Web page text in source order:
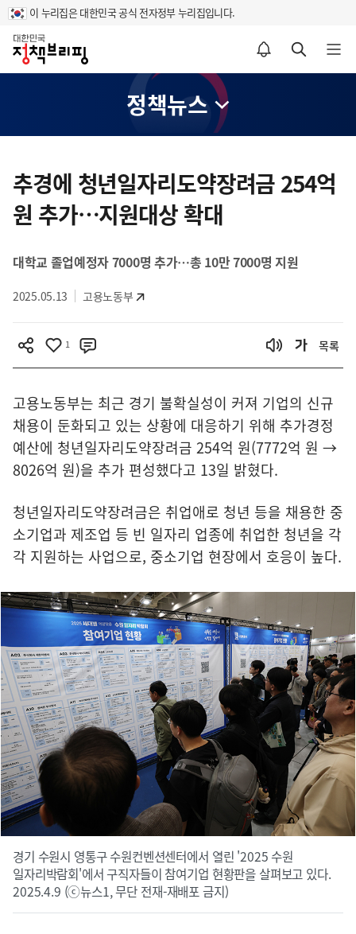
이 누리집은 대한민국 공식 전자정부 누리집입니다.
홈
알림설정 바로가기 검색 바로가기 메뉴 열기
정책뉴스
텐
츠
영
추경에 청년일자리도약장려금 254억
원 추가…지원대상 확대
대학교 졸업예정자 7000명 추가…총 10만 7000명 지원
2025.05.13 고용노동부
1 목록
고용노동부는 최근 경기 불확실성이 커져 기업의 신규
채용이 둔화되고 있는 상황에 대응하기 위해 추가경정
예산에 청년일자리도약장려금 254억 원(7772억 원 →
8026억 원)을 추가 편성했다고 13일 밝혔다.
청년일자리도약장려금은 취업애로 청년 등을 채용한 중
소기업과 제조업 등 빈 일자리 업종에 취업한 청년을 각
각 지원하는 사업으로, 중소기업 현장에서 호응이 높다.
경기 수원시 영통구 수원컨벤션센터에서 열린 '2025 수원
일자리박람회'에서 구직자들이 참여기업 현황판을 살펴보고 있다.
2025.4.9 (ⓒ뉴스1, 무단 전재-재배포 금지)